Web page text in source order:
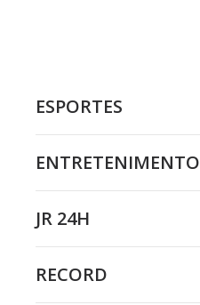
ESPORTES
ENTRETENIMENTO
JR 24H
RECORD